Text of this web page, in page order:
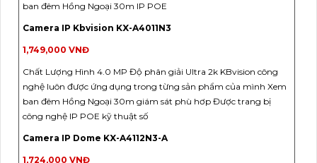
ban đêm Hồng Ngoại 30m IP POE
Camera IP Kbvision KX-A4011N3
1,749,000 VNĐ
Chất Lượng Hình 4.0 MP Độ phân giải Ultra 2k KBvision công
nghệ luôn được ứng dụng trong từng sản phẩm của mình Xem
ban đêm Hồng Ngoại 30m giám sát phù hơp Được trang bị
công nghệ IP POE kỹ thuật số
Camera IP Dome KX-A4112N3-A
1,724,000 VNĐ